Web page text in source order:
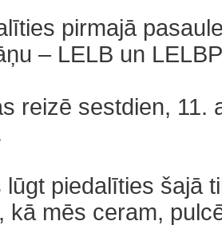
pirmajā
– LELB un LELBP
reizē sestdien, 11.
lūgt piedalīties šajā
kā mēs ceram,